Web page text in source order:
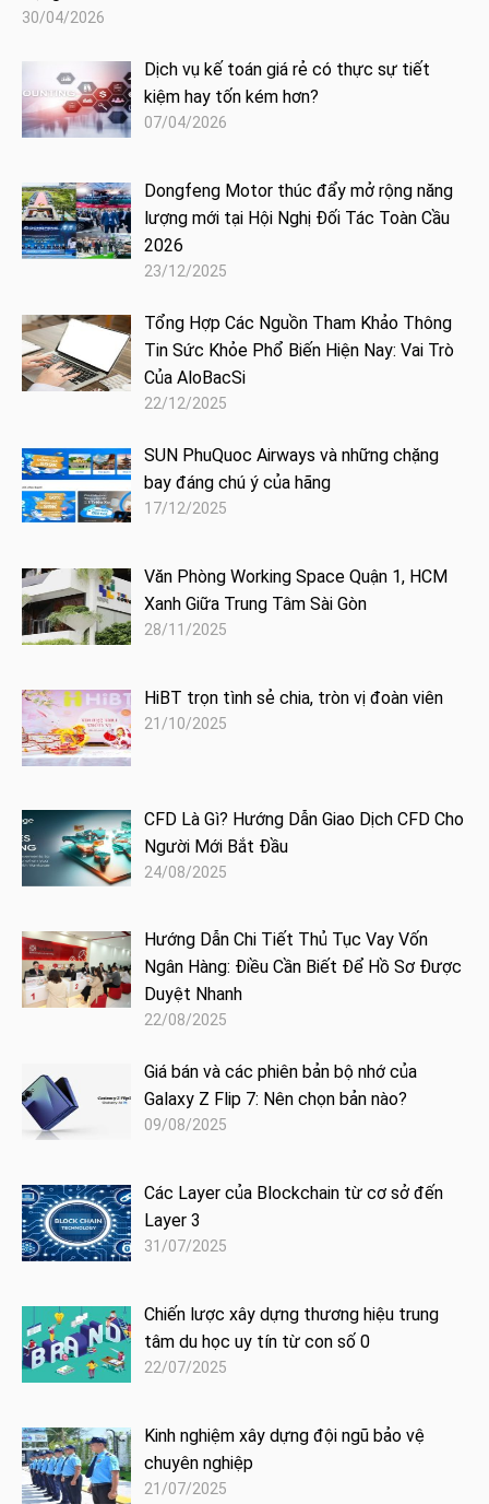
30/04/2026
Dịch vụ kế toán giá rẻ có thực sự tiết
kiệm hay tốn kém hơn?
07/04/2026
Dongfeng Motor thúc đẩy mở rộng năng
lượng mới tại Hội Nghị Đối Tác Toàn Cầu
2026
23/12/2025
Tổng Hợp Các Nguồn Tham Khảo Thông
Tin Sức Khỏe Phổ Biến Hiện Nay: Vai Trò
Của AloBacSi
22/12/2025
SUN PhuQuoc Airways và những chặng
bay đáng chú ý của hãng
17/12/2025
Văn Phòng Working Space Quận 1, HCM
Xanh Giữa Trung Tâm Sài Gòn
28/11/2025
HiBT trọn tình sẻ chia, tròn vị đoàn viên
21/10/2025
CFD Là Gì? Hướng Dẫn Giao Dịch CFD Cho
Người Mới Bắt Đầu
24/08/2025
Hướng Dẫn Chi Tiết Thủ Tục Vay Vốn
Ngân Hàng: Điều Cần Biết Để Hồ Sơ Được
Duyệt Nhanh
22/08/2025
Giá bán và các phiên bản bộ nhớ của
Galaxy Z Flip 7: Nên chọn bản nào?
09/08/2025
Các Layer của Blockchain từ cơ sở đến
Layer 3
31/07/2025
Chiến lược xây dựng thương hiệu trung
tâm du học uy tín từ con số 0
22/07/2025
Kinh nghiệm xây dựng đội ngũ bảo vệ
chuyên nghiệp
21/07/2025